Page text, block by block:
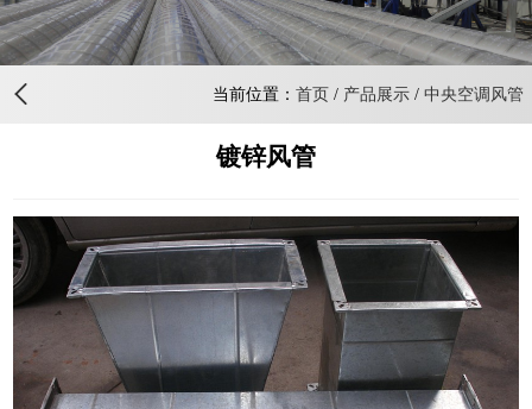
当前位置： 首页 / 产品展示 / 中央空调风管
镀锌风管